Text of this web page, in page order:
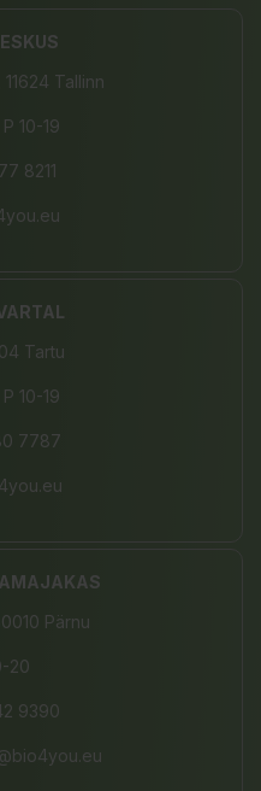
Tallinn
10-19
8211
Tartu
10-19
7787
Pärnu
20
9390